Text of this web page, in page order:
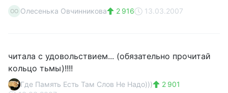
ОО Олесенька Овчинникова 2 916 13.03.2007
читала с удовольствием... (обязательно прочитай
кольцо тьмы)!!!!
Где Память Есть Там Слов Не Надо)))
2 901